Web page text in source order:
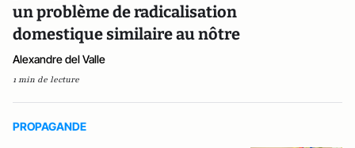
un problème de radicalisation
domestique similaire au nôtre
Alexandre del Valle
1 min de lecture
PROPAGANDE